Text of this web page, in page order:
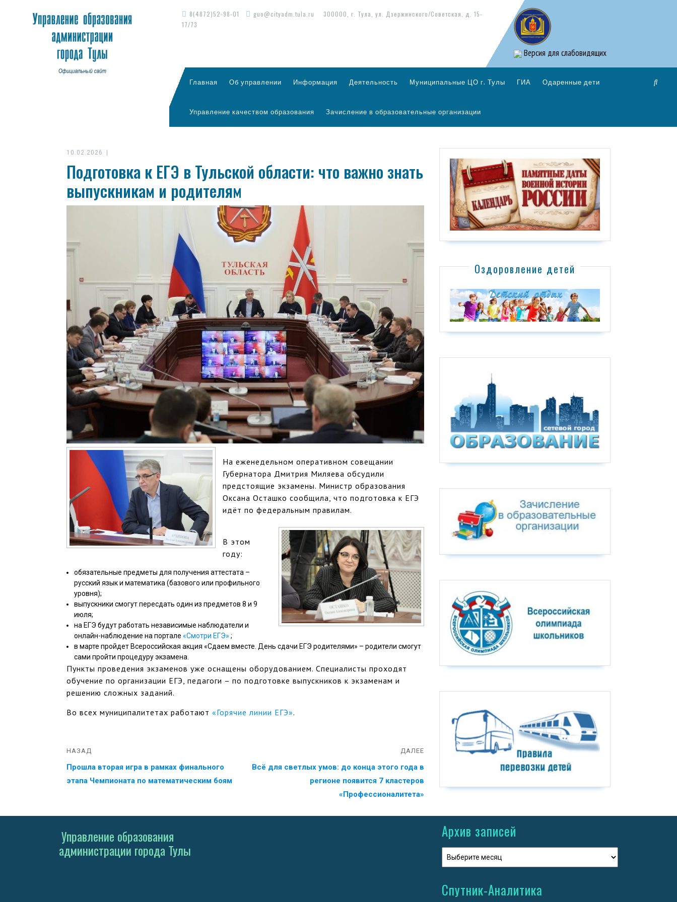
8(4872)52-98-01 guo@cityadm.tula.ru
300000, г. Тула, ул. Дзержинского/Советская, д. 15-
17/73
Версия для слабовидящих
Главная Об управлении Информация Деятельность Муниципальные ЦО г. Тулы ГИА Одаренные дети
Управление качеством образования Зачисление в образовательные организации
10.02.2026
Подготовка к ЕГЭ в Тульской области: что важно знать
выпускникам и родителям
На еженедельном оперативном совещании
Губернатора Дмитрия Миляева обсудили
предстоящие экзамены. Министр образования
Оксана Осташко сообщила, что подготовка к ЕГЭ
идёт по федеральным правилам.
В этом
году:
обязательные предметы для получения аттестата –
русский язык и математика (базового или профильного
уровня);
выпускники смогут пересдать один из предметов 8 и 9
июля;
на ЕГЭ будут работать независимые наблюдатели и
онлайн-наблюдение на портале «Смотри ЕГЭ» ;
в марте пройдет Всероссийская акция «Сдаем вместе. День сдачи ЕГЭ родителями» – родители смогут
сами пройти процедуру экзамена.
Пункты проведения экзаменов уже оснащены оборудованием. Специалисты проходят
обучение по организации ЕГЭ, педагоги – по подготовке выпускников к экзаменам и
решению сложных заданий.
Во всех муниципалитетах работают «Горячие линии ЕГЭ».
НАЗАД
Прошла вторая игра в рамках финального
этапа Чемпионата по математическим боям
ДАЛЕЕ
Всё для светлых умов: до конца этого года в
регионе появится 7 кластеров
«Профессионалитета»
Оздоровление детей
Управление образования
администрации города Тулы
Архив записей
Спутник-Аналитика